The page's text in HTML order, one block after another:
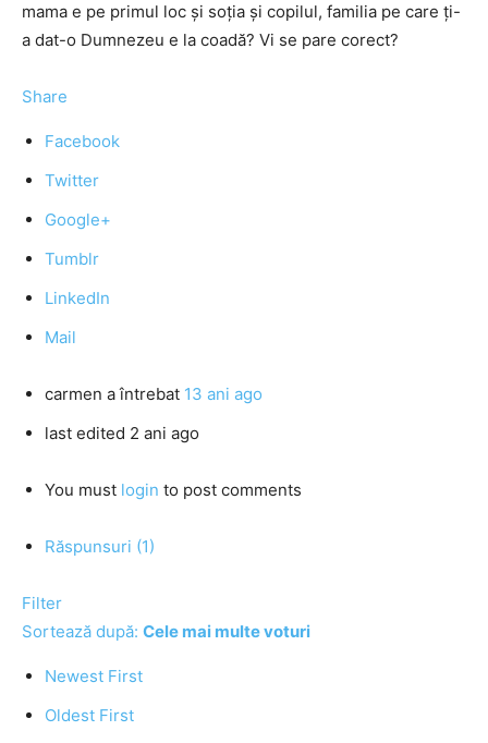
mama e pe primul loc și soția și copilul, familia pe care ți-
a dat-o Dumnezeu e la coadă? Vi se pare corect?
Share
Facebook
Twitter
Google+
Tumblr
LinkedIn
Mail
carmen a întrebat 13 ani ago
last edited 2 ani ago
You must login to post comments
Răspunsuri (1)
Filter
Sortează după: Cele mai multe voturi
Newest First
Oldest First